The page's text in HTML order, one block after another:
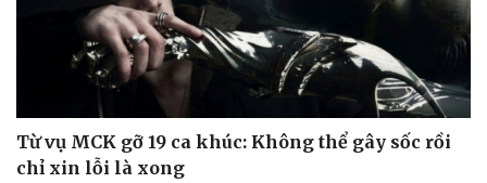
Từ vụ MCK gỡ 19 ca khúc: Không thể gây sốc rồi
chỉ xin lỗi là xong